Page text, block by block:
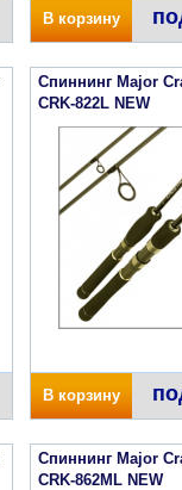
В корзину
Спиннинг Major
CRK-822L NEW
В корзину
Спиннинг Major
CRK-862ML NEW